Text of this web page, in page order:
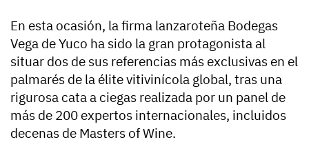
En esta ocasión, la firma lanzaroteña Bodegas
Vega de Yuco ha sido la gran protagonista al
situar dos de sus referencias más exclusivas en el
palmarés de la élite vitivinícola global, tras una
rigurosa cata a ciegas realizada por un panel de
más de 200 expertos internacionales, incluidos
decenas de Masters of Wine.